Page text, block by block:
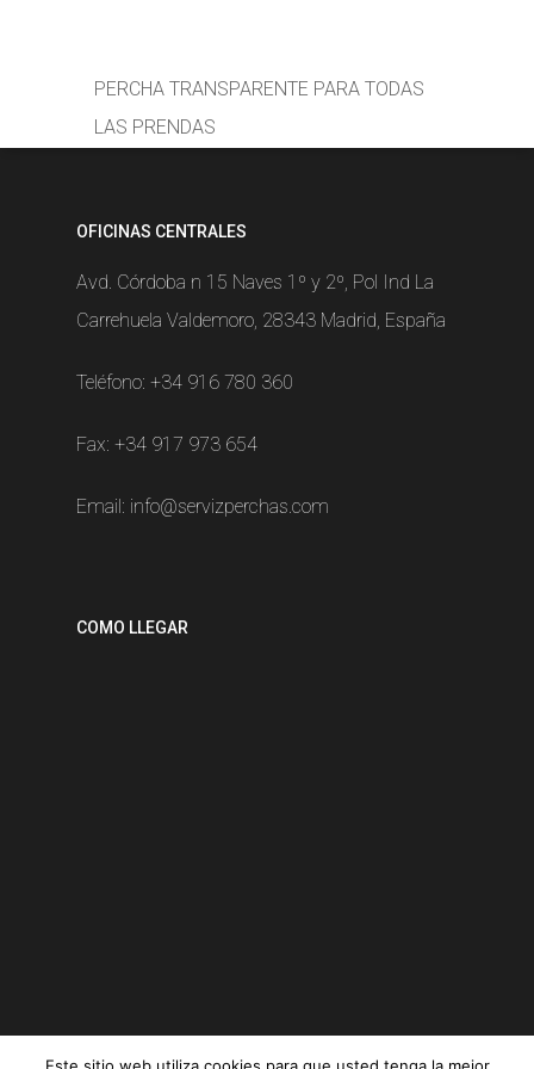
PERCHA TRANSPARENTE PARA TODAS
LAS PRENDAS
OFICINAS CENTRALES
Avd. Córdoba n 15 Naves 1º y 2º, Pol Ind La
Carrehuela Valdemoro, 28343 Madrid, España
Teléfono: +34 916 780 360
Fax: +34 917 973 654
Email: info@servizperchas.com
COMO LLEGAR